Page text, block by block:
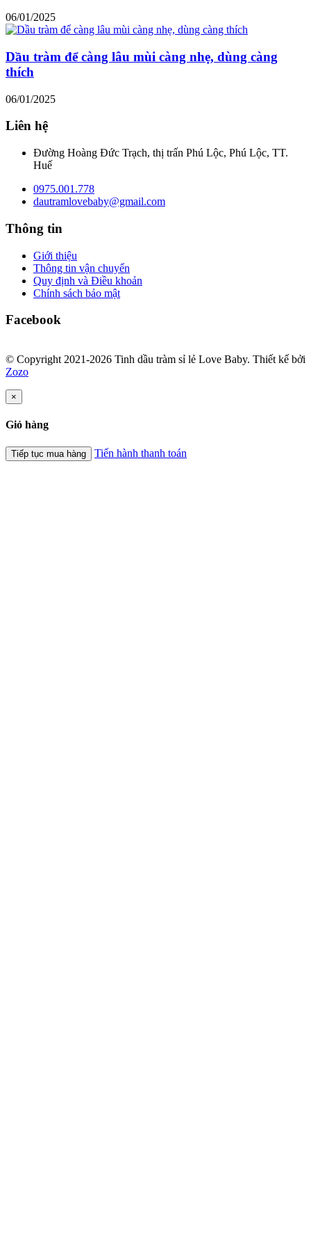
06/01/2025
Dầu tràm để càng lâu mùi càng nhẹ, dùng càng
thích
06/01/2025
Liên hệ
Đường Hoàng Đức Trạch, thị trấn Phú Lộc, Phú Lộc, TT.
Huế
0975.001.778
dautramlovebaby@gmail.com
Thông tin
Giới thiệu
Thông tin vận chuyển
Quy định và Điều khoản
Chính sách bảo mật
Facebook
© Copyright 2021-2026 Tinh dầu tràm sỉ lẻ Love Baby. Thiết kế bởi
Zozo
×
Giỏ hàng
Tiếp tục mua hàng Tiến hành thanh toán